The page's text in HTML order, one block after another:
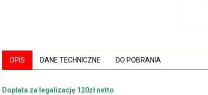
OPIS DANE TECHNICZNE DO POBRANIA
Dopłata za legalizację 120zł netto